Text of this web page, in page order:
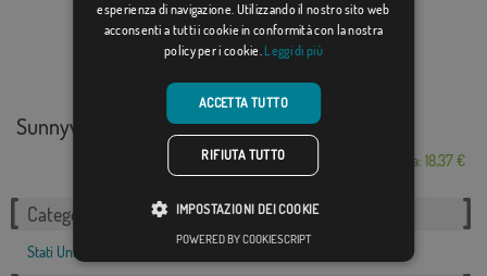
Sunnyvale, California
Da: 18,37 €
Categorie correlate:
Stati Uniti
esperienza di navigazione. Utilizzando il nostro sito web
acconsenti a tutti i cookie in conformità con la nostra
policy per i cookie. Leggi di più
ACCETTA TUTTO
RIFIUTA TUTTO
IMPOSTAZIONI DEI COOKIE
POWERED BY COOKIESCRIPT